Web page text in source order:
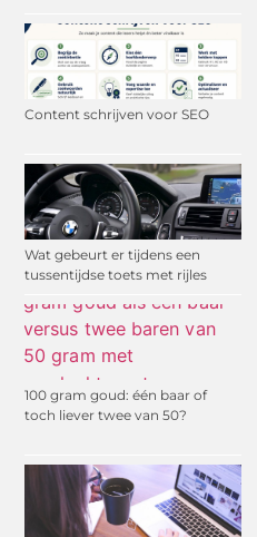
Content schrijven voor SEO
Wat gebeurt er tijdens een
tussentijdse toets met rijles
100 gram goud: één baar of
toch liever twee van 50?